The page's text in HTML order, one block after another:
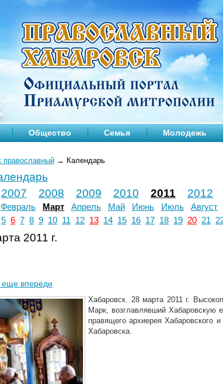
Общество Семья Молодежь
православный → Календарь
2007 2008 2009 2010 2011 2012
Февраль Март Апрель Май Июнь Июль Август
5 6 7 8 9 10 11 12 13 14 15 16 17 18 19 20 21
2011 г.
впереди
Хабаровск. 28 марта 2011 г.
Марк, возглавлявший Хабаровскую
правящего архиерея Хабаровского
Хабаровска.